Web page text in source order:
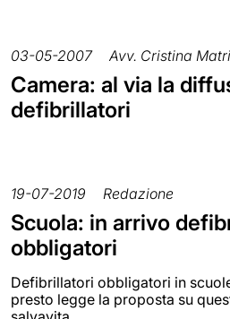
03-05-2007 Avv. Cristina
Camera: al via la
defibrillatori
19-07-2019 Redazione
Scuola: in arrivo
obbligatori
Defibrillatori obbligatori in
presto legge la proposta su